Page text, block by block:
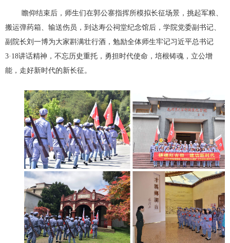
瞻仰结束后，师生们在郭公寨指挥所模拟长征场景，挑起军粮、
搬运弹药箱、输送伤员，到达寿公祠堂纪念馆后，学院党委副书记、
副院长刘一博为大家斟满壮行酒，勉励全体师生牢记习近平总书记
3·18讲话精神，不忘历史重托，勇担时代使命，培根铸魂，立公增
能，走好新时代的新长征。